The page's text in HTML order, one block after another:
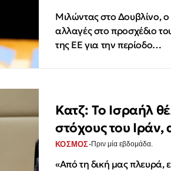
Μιλώντας στο Δουβλίνο, ο
αλλαγές στο προσχέδιο
της ΕΕ για την περίοδο…
Κατζ: Το Ισραήλ
στόχους του
ΚΟΣΜΟΣ· Πριν μία εβδομάδα.
«Από τη δική μας πλευρά,